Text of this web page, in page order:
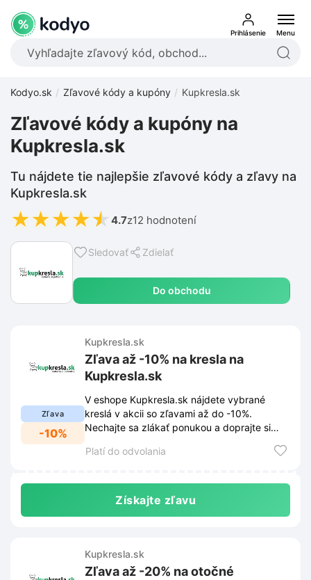
Prihlásenie Menu
Kodyo.sk Zľavové kódy a kupóny Kupkresla.sk
Sledovať Zdielať
Do obchodu
Zľavové kódy a kupóny na
Kupkresla.sk
Tu nájdete tie najlepšie zľavové kódy a zľavy na
Kupkresla.sk
★★★★★ 4.7z12 hodnotení
Zľava
-10%
Kupkresla.sk
Zľava až -10% na kresla na
Kupkresla.sk
V eshope Kupkresla.sk nájdete vybrané
kreslá v akcii so zľavami až do -10%.
Nechajte sa zlákať ponukou a doprajte si
Platí do odvolania
Získajte zľavu
Kupkresla.sk
Zľava až -20% na otočné